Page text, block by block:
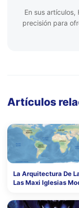
En sus
precisión para
Artículos
La Arquitectura De
Las Maxi Iglesias